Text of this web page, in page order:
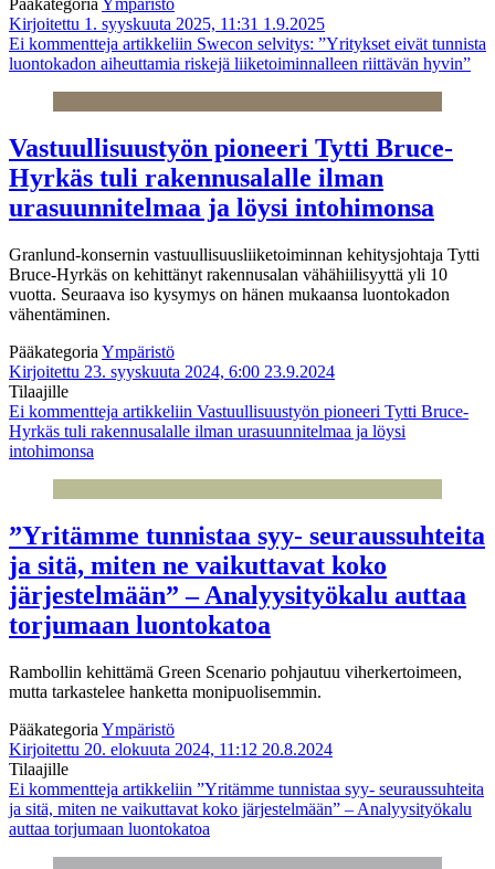
Pääkategoria Ympäristö
Kirjoitettu 1. syyskuuta 2025, 11:31 1.9.2025
Ei kommentteja artikkeliin Swecon selvitys: ”Yritykset eivät tunnista
luontokadon aiheuttamia riskejä liiketoiminnalleen riittävän hyvin”
Vastuullisuustyön pioneeri Tytti Bruce-
Hyrkäs tuli rakennusalalle ilman
urasuunnitelmaa ja löysi intohimonsa
Granlund-konsernin vastuullisuusliiketoiminnan kehitysjohtaja Tytti
Bruce-Hyrkäs on kehittänyt rakennusalan vähähiilisyyttä yli 10
vuotta. Seuraava iso kysymys on hänen mukaansa luontokadon
vähentäminen.
Pääkategoria Ympäristö
Kirjoitettu 23. syyskuuta 2024, 6:00 23.9.2024
Tilaajille
Ei kommentteja artikkeliin Vastuullisuustyön pioneeri Tytti Bruce-
Hyrkäs tuli rakennusalalle ilman urasuunnitelmaa ja löysi
intohimonsa
”Yritämme tunnistaa syy- seuraussuhteita
ja sitä, miten ne vaikuttavat koko
järjestelmään” – Analyysityökalu auttaa
torjumaan luontokatoa
Rambollin kehittämä Green Scenario pohjautuu viherkertoimeen,
mutta tarkastelee hanketta monipuolisemmin.
Pääkategoria Ympäristö
Kirjoitettu 20. elokuuta 2024, 11:12 20.8.2024
Tilaajille
Ei kommentteja artikkeliin ”Yritämme tunnistaa syy- seuraussuhteita
ja sitä, miten ne vaikuttavat koko järjestelmään” – Analyysityökalu
auttaa torjumaan luontokatoa